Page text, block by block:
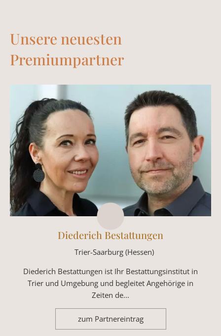
Unsere neuesten
Premiumpartner
Diederich Bestattungen
Trier-Saarburg (Hessen)
Diederich Bestattungen ist Ihr Bestattungsinstitut in
Trier und Umgebung und begleitet Angehörige in
Zeiten de...
zum Partnereintrag